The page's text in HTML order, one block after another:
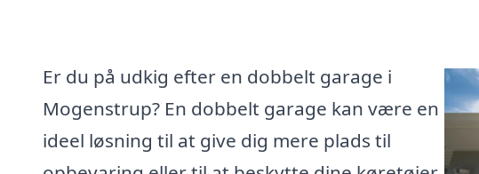
Er du på udkig efter en dobbelt garage i
Mogenstrup? En dobbelt garage kan være en
ideel løsning til at give dig mere plads til